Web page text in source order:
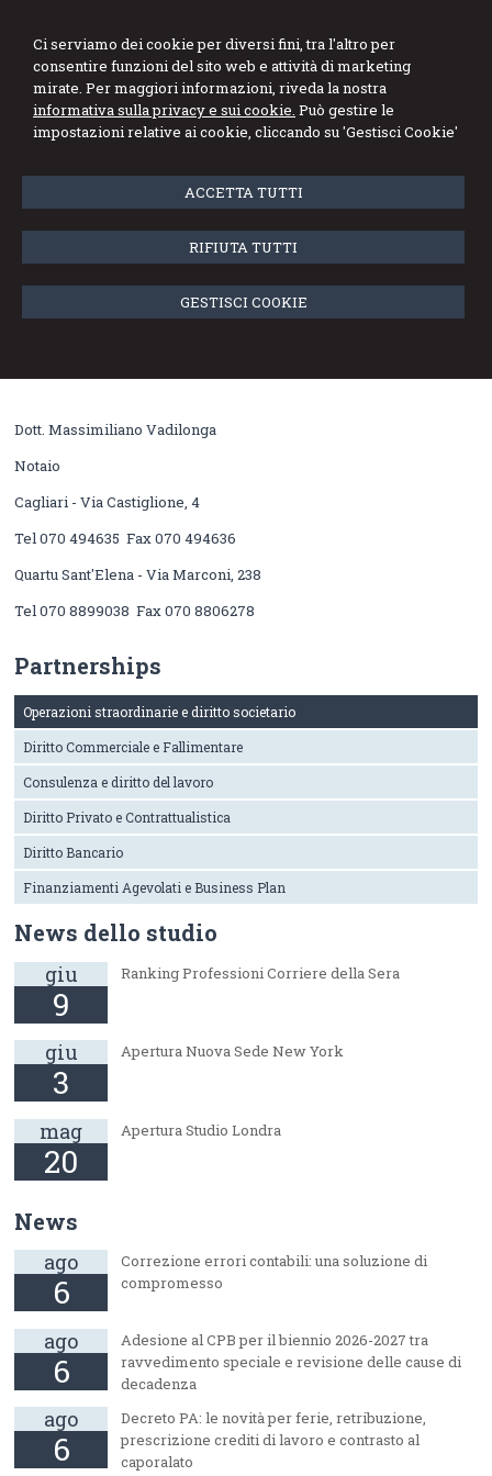
Ci serviamo dei cookie per diversi fini, tra l'altro per
consentire funzioni del sito web e attività di marketing
mirate. Per maggiori informazioni, riveda la nostra
informativa sulla privacy e sui cookie. Può gestire le
impostazioni relative ai cookie, cliccando su 'Gestisci Cookie'
ACCETTA TUTTI
RIFIUTA TUTTI
GESTISCI COOKIE
Stefano Marini
Dottore Commercialista Revisore Legale
Operazioni straordinarie e diritto
societario
Avv. Prof. Corrado Chessa
Associato di Diritto Privato - Università degli Studi di Cagliari
Cagliari - Corso Vittorio Emanuele, 1
Dott. Massimiliano Vadilonga
Notaio
Cagliari - Via Castiglione, 4
Tel 070 494635 Fax 070 494636
Quartu Sant'Elena - Via Marconi, 238
Tel 070 8899038 Fax 070 8806278
Partnerships
Operazioni straordinarie e diritto societario
Diritto Commerciale e Fallimentare
Consulenza e diritto del lavoro
Diritto Privato e Contrattualistica
Diritto Bancario
Finanziamenti Agevolati e Business Plan
News dello studio
giu
9
Ranking Professioni Corriere della Sera
giu
3
Apertura Nuova Sede New York
mag
20
Apertura Studio Londra
News
ago
6
Correzione errori contabili: una soluzione di
compromesso
ago
6
Adesione al CPB per il biennio 2026-2027 tra
ravvedimento speciale e revisione delle cause di
decadenza
ago
6
Decreto PA: le novità per ferie, retribuzione,
prescrizione crediti di lavoro e contrasto al
caporalato